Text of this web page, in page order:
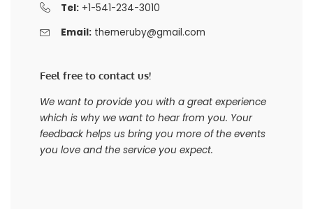
Tel:+1-541-234-3010
Email: themeruby@gmail.com
Feel free to contact us!
We want to provide you with a great experience
which is why we want to hear from you. Your
feedback helps us bring you more of the events
you love and the service you expect.